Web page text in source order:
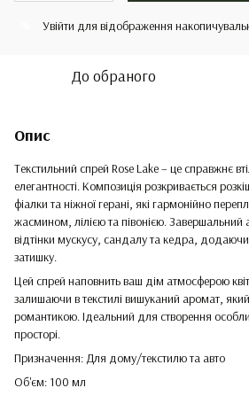
Увійти для відображення
До обраного
Опис
Текстильний спрей Rose Lake – це справжнє
елегантності. Композиція розкривається
фіалки та ніжної герані, які гармонійно
жасмином, лілією та півонією. Завершальний
відтінки мускусу, сандалу та кедра, додаючи
затишку.
Цей спрей наповнить ваш дім атмосферою
залишаючи в текстилі вишуканий аромат,
романтикою. Ідеальний для створення
просторі.
Призначення: Для дому/текстилю та авто
Об'єм: 100 мл